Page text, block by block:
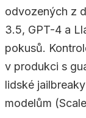
odvozených z
3.5, GPT-4 a
pokusů.
v produkci s
lidské
modelům